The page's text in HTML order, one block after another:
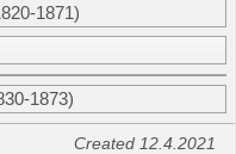
1871)
1873)
Created 12.4.2021